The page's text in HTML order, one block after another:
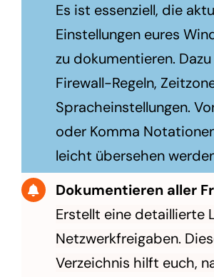
Es ist essenziell, die
Einstellungen eures
zu dokumentieren.
Firewall-Regeln,
Spracheinstellungen.
oder Komma
leicht übersehen
Dokumentieren aller
Erstellt eine detaillierte
Netzwerkfreigaben.
Verzeichnis hilft euch,